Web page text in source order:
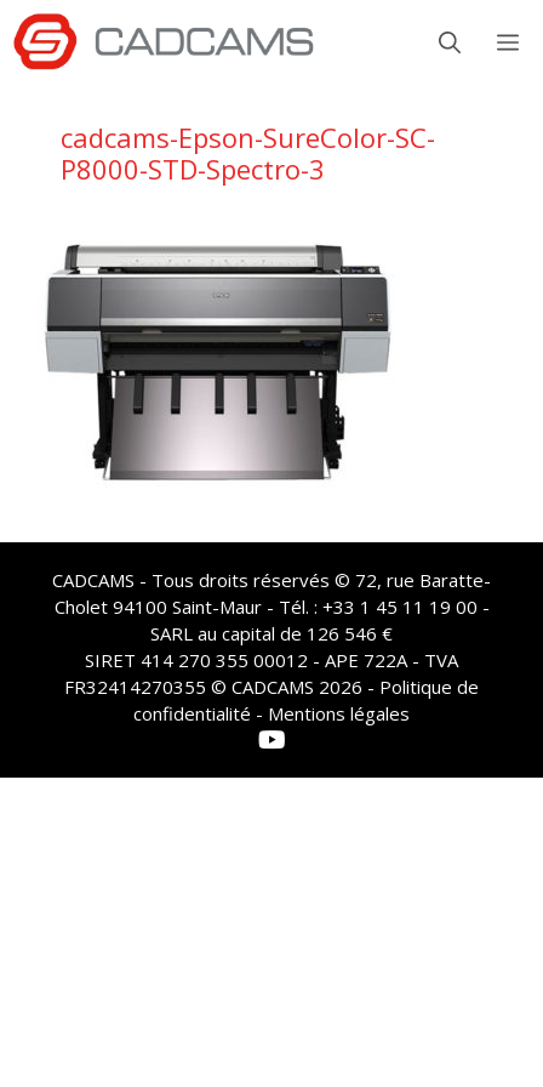
Aller
au
contenu
cadcams-Epson-SureColor-SC-
P8000-STD-Spectro-3
CADCAMS - Tous droits réservés © 72, rue Baratte-
Cholet 94100 Saint-Maur - Tél. : +33 1 45 11 19 00 -
SARL au capital de 126 546 €
SIRET 414 270 355 00012 - APE 722A - TVA
FR32414270355 © CADCAMS 2026 - Politique de
confidentialité - Mentions légales